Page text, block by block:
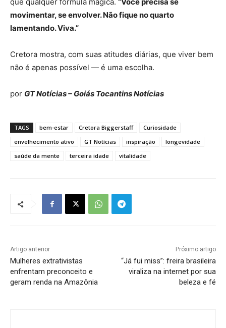
que qualquer fórmula mágica. “Você precisa se
movimentar, se envolver. Não fique no quarto
lamentando. Viva.”
Cretora mostra, com suas atitudes diárias, que viver bem
não é apenas possível — é uma escolha.
por GT Notícias – Goiás Tocantins Notícias
TAGS bem-estar Cretora Biggerstaff
Curiosidade
envelhecimento ativo
GT Notícias inspiração
longevidade
saúde da mente
terceira idade vitalidade
Artigo anterior
Mulheres extrativistas
enfrentam preconceito e
geram renda na Amazônia
Próximo artigo
“Já fui miss”: freira brasileira
viraliza na internet por sua
beleza e fé